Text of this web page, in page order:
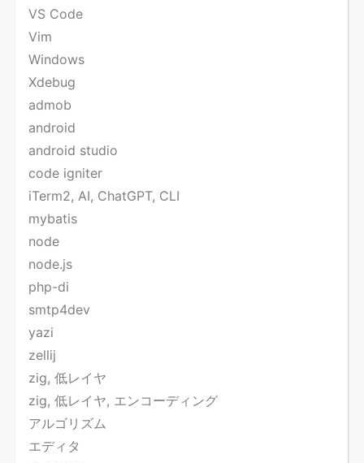
VS Code
Vim
Windows
Xdebug
admob
android
android studio
code igniter
iTerm2, AI, ChatGPT, CLI
mybatis
node
node.js
php-di
smtp4dev
yazi
zellij
zig, 低レイヤ
zig, 低レイヤ, エンコーディング
アルゴリズム
エディタ